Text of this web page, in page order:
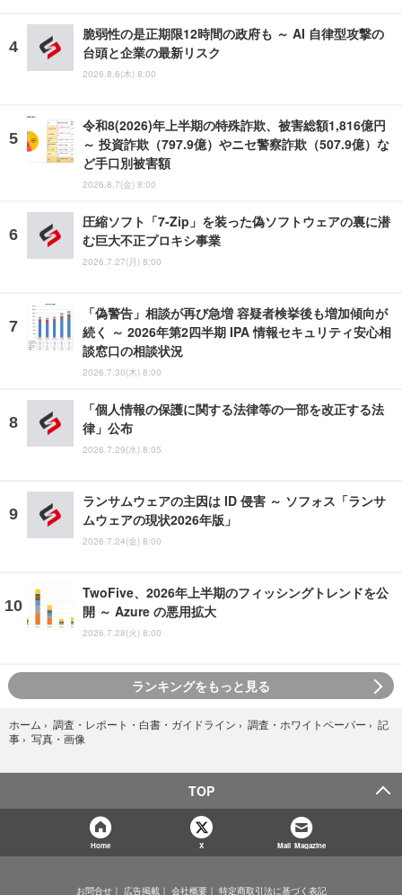
脆弱性の是正期限12時間の政府も ～ AI 自律型攻撃の
台頭と企業の最新リスク
2026.8.6(木) 8:00
令和8(2026)年上半期の特殊詐欺、被害総額1,816億円
～ 投資詐欺（797.9億）やニセ警察詐欺（507.9億）な
ど手口別被害額
2026.8.7(金) 8:00
圧縮ソフト「7-Zip」を装った偽ソフトウェアの裏に潜
む巨大不正プロキシ事業
2026.7.27(月) 8:00
「偽警告」相談が再び急増 容疑者検挙後も増加傾向が
続く ～ 2026年第2四半期 IPA 情報セキュリティ安心相
談窓口の相談状況
2026.7.30(木) 8:00
「個人情報の保護に関する法律等の一部を改正する法
律」公布
2026.7.29(水) 8:05
ランサムウェアの主因は ID 侵害 ～ ソフォス「ランサ
ムウェアの現状2026年版」
2026.7.24(金) 8:00
TwoFive、2026年上半期のフィッシングトレンドを公
開 ～ Azure の悪用拡大
2026.7.28(火) 8:00
ランキングをもっと見る
ホーム › 調査・レポート・白書・ガイドライン › 調査・ホワイトペーパー › 記
事 › 写真・画像
TOP
Home X Mail Magazine
お問合せ 広告掲載 会社概要 特定商取引法に基づく表記